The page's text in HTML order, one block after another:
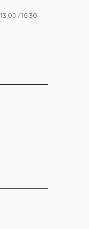
/ 16.30 –